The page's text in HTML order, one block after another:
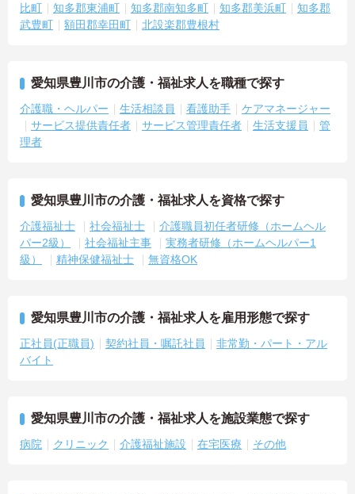
比町
知多郡東浦町 知多郡南知多町 知多郡美浜町
知多郡
武豊町
額田郡幸田町 北設楽郡豊根村
愛知県豊川市の介護・福祉求人を職種で探す
介護職・ヘルパー 生活相談員 看護助手
ケアマネージャー
サービス提供責任者
サービス管理責任者 生活支援員
管
理者
愛知県豊川市の介護・福祉求人を資格で探す
介護福祉士 社会福祉士
介護職員初任者研修（ホームヘル
パー2級）
社会福祉主事
実務者研修（ホームヘルパー1
級）
精神保健福祉士 無資格OK
愛知県豊川市の介護・福祉求人を雇用形態で探す
正社員(正職員) 契約社員・嘱託社員
非常勤・パート・アル
バイト
愛知県豊川市の介護・福祉求人を施設業態で探す
病院 クリニック 介護福祉施設 在宅医療 その他